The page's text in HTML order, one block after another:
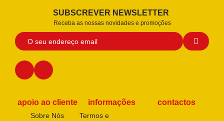
SUBSCREVER NEWSLETTER
Receba as nossas novidades e promoções
apoio ao cliente
Sobre Nós
informações
Termos e
contactos